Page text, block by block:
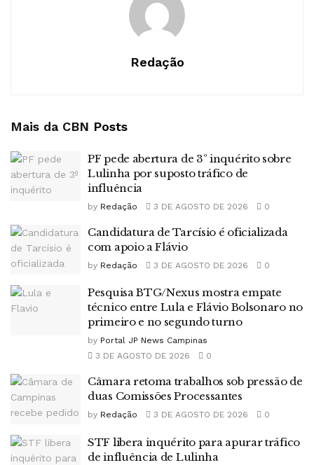
Redação
Mais da CBN Posts
PF pede abertura de 3º inquérito sobre
Lulinha por suposto tráfico de
influência
by Redação 3 DE AGOSTO DE 2026 0
Candidatura de Tarcísio é oficializada
com apoio a Flávio
by Redação 3 DE AGOSTO DE 2026 0
Pesquisa BTG/Nexus mostra empate
técnico entre Lula e Flávio Bolsonaro no
primeiro e no segundo turno
by Portal JP News Campinas
3 DE AGOSTO DE 2026
0
Câmara retoma trabalhos sob pressão de
duas Comissões Processantes
by Redação 3 DE AGOSTO DE 2026 0
STF libera inquérito para apurar tráfico
de influência de Lulinha